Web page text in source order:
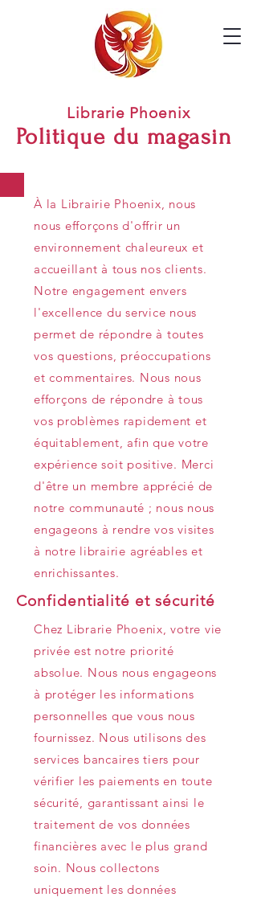
Librarie Phoenix
Politique du magasin
À la Librairie Phoenix, nous
nous efforçons d'offrir un
environnement chaleureux et
accueillant à tous nos clients.
Notre engagement envers
l'excellence du service nous
permet de répondre à toutes
vos questions, préoccupations
et commentaires. Nous nous
efforçons de répondre à tous
vos problèmes rapidement et
équitablement, afin que votre
expérience soit positive. Merci
d'être un membre apprécié de
notre communauté ; nous nous
engageons à rendre vos visites
à notre librairie agréables et
enrichissantes.
Confidentialité et sécurité
Chez Librarie Phoenix, votre vie
privée est notre priorité
absolue. Nous nous engageons
à protéger les informations
personnelles que vous nous
fournissez. Nous utilisons des
services bancaires tiers pour
vérifier les paiements en toute
sécurité, garantissant ainsi le
traitement de vos données
financières avec le plus grand
soin. Nous collectons
uniquement les données